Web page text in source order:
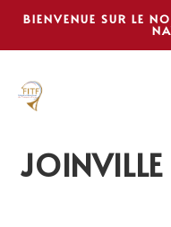
BIENVENUE SUR LE
JOINVILLE